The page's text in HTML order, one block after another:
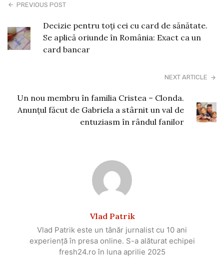
PREVIOUS POST
Decizie pentru toți cei cu card de sănătate.
Se aplică oriunde în România: Exact ca un
card bancar
NEXT ARTICLE
Un nou membru în familia Cristea – Clonda.
Anunțul făcut de Gabriela a stârnit un val de
entuziasm în rândul fanilor
Vlad Patrik
Vlad Patrik este un tânăr jurnalist cu 10 ani
experiență în presa online. S-a alăturat echipei
fresh24.ro în luna aprilie 2025